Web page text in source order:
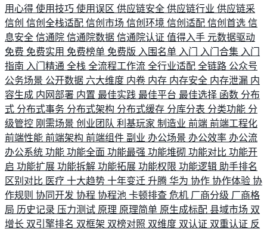
用心得 使用技巧 使用误区 供应链安全 供应链行业 供应链采
信创 信创全栈适配 信创市场 信创环境 信创适配 信创首选 信
息安全 信通院 信通院数据 信通院认证 值得入手 元数据驱动
免费 免费实用 免费榜单 免费版 入围名单 入门 入门合集 入门
指南 入门精通 全栈 全流程工作流 全行业适配 全链路 公众号
公务场景 公开数据 六大维度 内卷 内存 内存安全 内存泄漏 内
容生成 内网部署 内置 最佳实践 最佳平台 最佳选择 函数 分布
式 分布式事务 分布式架构 分布式缓存 分库分表 分类功能 分
级管控 刚需场景 创业团队 利基玩家 制造业 前端 前端工程化
前端性能 前端架构 前端组件 副业 办公场景 办公效率 办公流
办公系统 功能 功能全面 功能最强 功能堆砌 功能对比 功能开
启 功能扩展 功能拆解 功能拓展 功能权限 功能逻辑 助手排名
区别对比 医疗 十大趋势 十年变迁 升腾 华为 协作 协作体验 协
作规则 协同开发 协程 协程池 卡顿排查 危机 厂商分级 厂商格
局 历史记录 压力测试 原理 原理简单 原生成标配 县域市场 双
增长 双引擎排名 双框架 双榜对照 双维度 双认证 双重认证 反